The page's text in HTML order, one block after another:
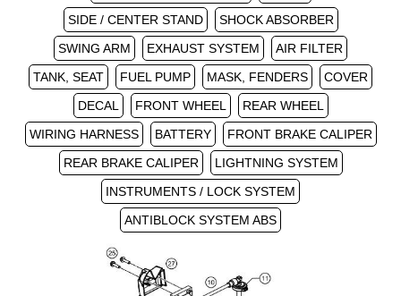
SIDE / CENTER STAND
SHOCK ABSORBER
SWING ARM
EXHAUST SYSTEM
AIR FILTER
TANK, SEAT
FUEL PUMP MASK, FENDERS
COVER
DECAL
FRONT WHEEL
REAR WHEEL
WIRING HARNESS
BATTERY
FRONT BRAKE CALIPER
REAR BRAKE CALIPER
LIGHTNING SYSTEM
INSTRUMENTS / LOCK SYSTEM
ANTIBLOCK SYSTEM ABS